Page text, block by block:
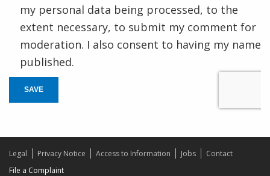
my personal data being processed, to the
extent necessary, to submit my comment for
moderation. I also consent to having my name
published.
SAVE
Legal Privacy Notice Access to Information Jobs
Contact
File a Complaint